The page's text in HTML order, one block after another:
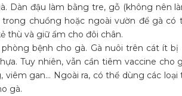
Dàn đậu làm bằng tre, gỗ (không nên
trong chuồng hoặc ngoài vườn để gà
thù và giữ ẩm cho đôi chân.
bệnh cho gà. Gà nuôi trên cát ít
Tuy nhiên, vẫn cần tiêm vaccine cho
viêm gan… Ngoài ra, có thể dùng các
gà.